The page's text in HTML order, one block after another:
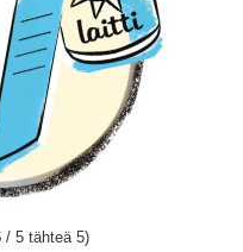
/ 5 tähteä 5)